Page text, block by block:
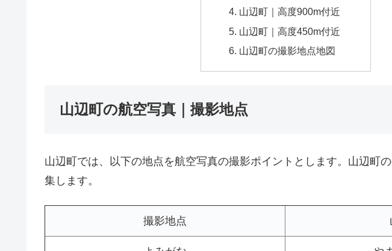
山辺町｜高度900m付近
山辺町｜高度450m付近
山辺町の撮影地点地図
山辺町の航空写真｜撮影地点
山辺町では、以下の地点を航空写真の撮影ポイントとします。山辺町
集します。
撮影地点